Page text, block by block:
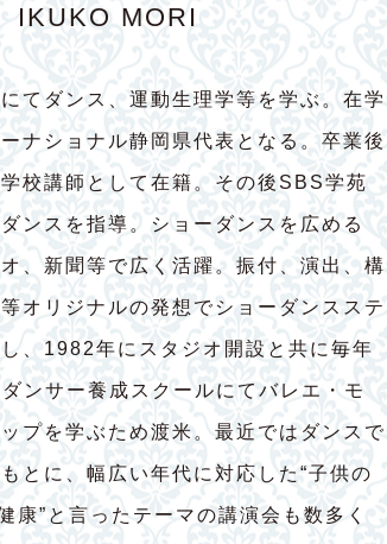
IKUKO MORI
てダンス、運動生理学等を学ぶ。在学
ナショナル静岡県代表となる。卒業後
校講師として在籍。その後SBS学苑
ンスを指導。ショーダンスを広める
、新聞等で広く活躍。振付、演出、構
オリジナルの発想でショーダンスステ
、1982年にスタジオ開設と共に毎年
ンサー養成スクールにてバレエ・モ
プを学ぶため渡米。最近ではダンスで
とに、幅広い年代に対応した“子供の
康”と言ったテーマの講演会も数多く